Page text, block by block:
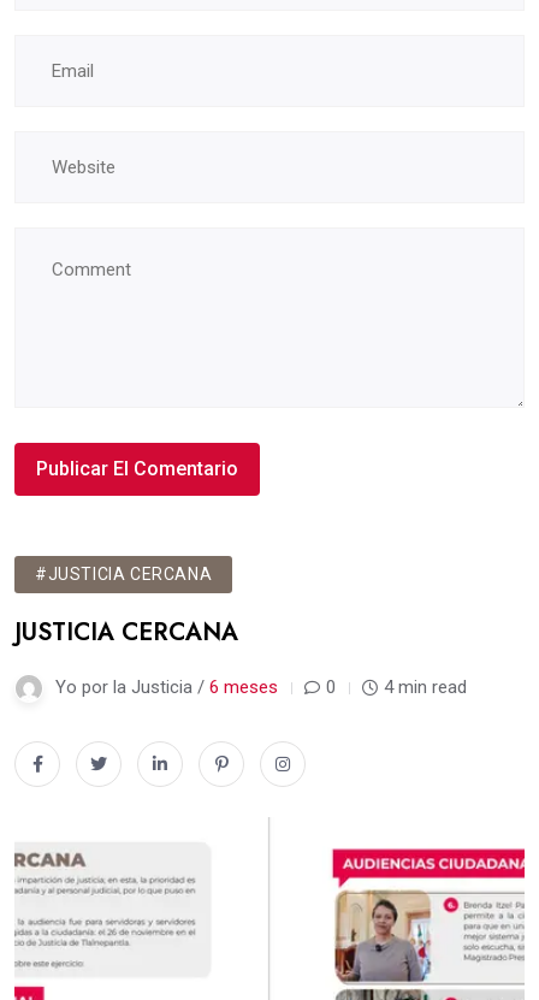
#JUSTICIA CERCANA
JUSTICIA CERCANA
Yo por la Justicia / 6 meses 0 4 min read